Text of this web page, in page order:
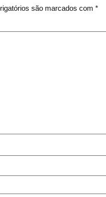
são marcados com *